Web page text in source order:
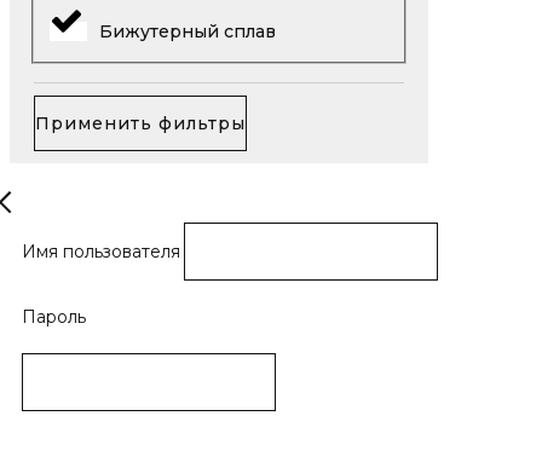
Бижутерный сплав
Применить фильтры
Имя пользователя
Пароль